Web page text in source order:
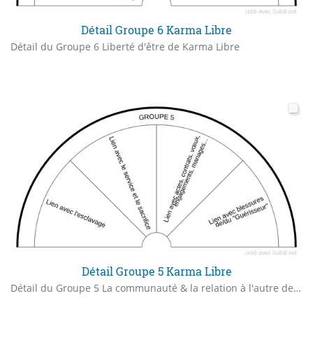
Détail Groupe 6 Karma Libre
Détail du Groupe 6 Liberté d'être de Karma Libre
Détail Groupe 5 Karma Libre
Détail du Groupe 5 La communauté & la relation à l'autre de Karma Libre